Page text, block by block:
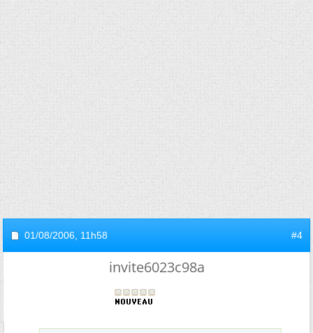
01/08/2006, 11h58 #4
invite6023c98a